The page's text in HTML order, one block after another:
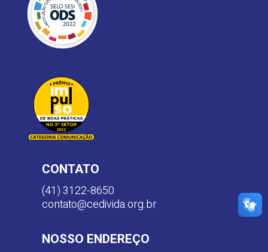
CONTATO
(41) 3122-8650
contato@cedivida.org.br
NOSSO ENDEREÇO